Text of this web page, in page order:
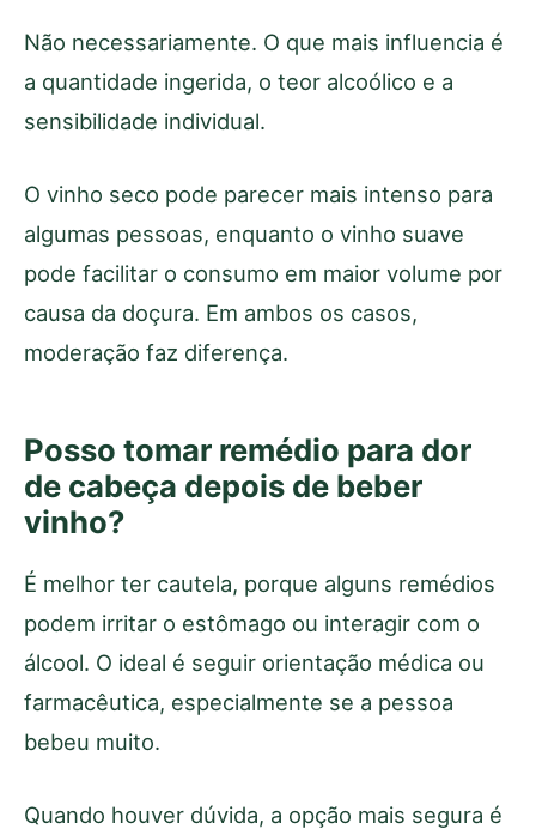
Não necessariamente. O que mais influencia é
a quantidade ingerida, o teor alcoólico e a
sensibilidade individual.
O vinho seco pode parecer mais intenso para
algumas pessoas, enquanto o vinho suave
pode facilitar o consumo em maior volume por
causa da doçura. Em ambos os casos,
moderação faz diferença.
Posso tomar remédio para dor
de cabeça depois de beber
vinho?
É melhor ter cautela, porque alguns remédios
podem irritar o estômago ou interagir com o
álcool. O ideal é seguir orientação médica ou
farmacêutica, especialmente se a pessoa
bebeu muito.
Quando houver dúvida, a opção mais segura é